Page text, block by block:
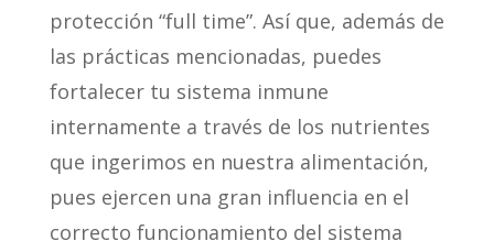
protección “full time”. Así que, además de
las prácticas mencionadas, puedes
fortalecer tu sistema inmune
internamente a través de los nutrientes
que ingerimos en nuestra alimentación,
pues ejercen una gran influencia en el
correcto funcionamiento del sistema